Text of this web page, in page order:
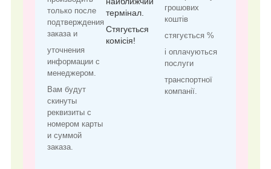
только после
подтверждения
заказа и
уточнения
информации с
менеджером.
Вам будут
скинуты
реквизиты с
номером карты
и суммой
заказа.
термінал.
Стягується
комісія!
грошових
коштів
стягується %
і оплачуються
послуги
транспортної
компанії.